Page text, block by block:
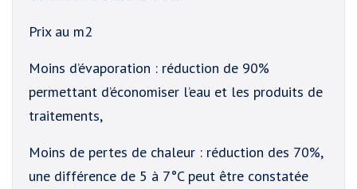
Prix au m2
Moins d’évaporation : réduction de 90%
permettant d’économiser l’eau et les produits de
traitements,
Moins de pertes de chaleur : réduction des 70%,
une différence de 5 à 7°C peut être constatée